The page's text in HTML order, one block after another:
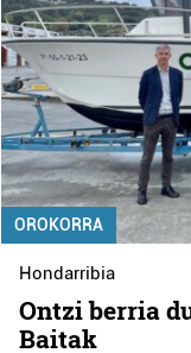
OROKORRA
Hondarribia
Ontzi berria
Baitak